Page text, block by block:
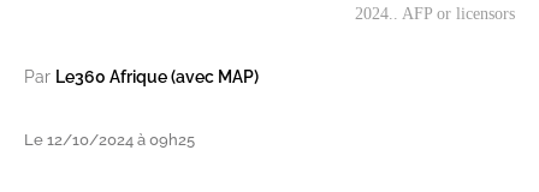
2024.. AFP or licensors
Par Le360 Afrique (avec MAP)
Le 12/10/2024 à 09h25